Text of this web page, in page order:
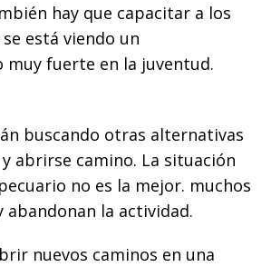
hay que capacitar a los
está viendo un
muy fuerte en la juventud.
buscando otras alternativas
abrirse camino. La situación
no es la mejor. muchos
abandonan la actividad.
nuevos caminos en una